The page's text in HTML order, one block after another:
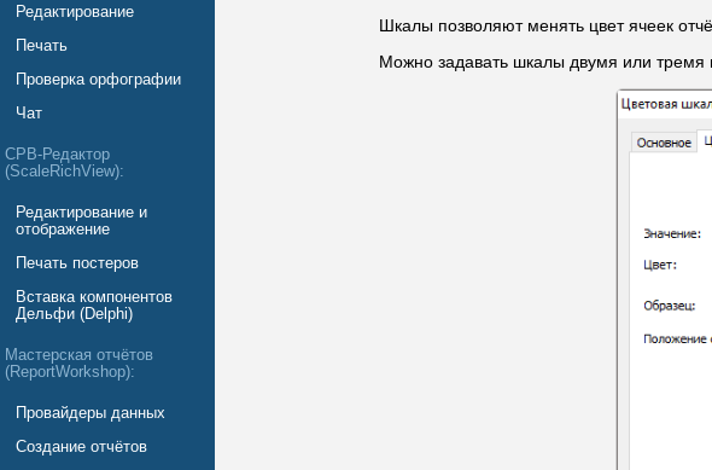
Редактирование
Печать
Проверка орфографии
Чат
СРВ-Редактор
(ScaleRichView):
Редактирование и
отображение
Печать постеров
Вставка компонентов
Дельфи (Delphi)
Мастерская отчётов
(ReportWorkshop):
Провайдеры данных
Создание отчётов
Шкалы позволяют менять цвет ячеек
Можно задавать шкалы двумя или тремя